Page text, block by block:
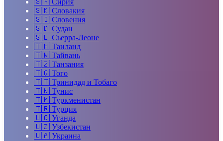
🇸🇰 Словакия
🇸🇮 Словения
🇸🇩 Судан
🇸🇱 Сьерра-Леоне
🇹🇭 Таиланд
🇹🇼 Тайвань
🇹🇿 Танзания
🇹🇬 Того
🇹🇹 Тринидад и Тобаго
🇹🇳 Тунис
🇹🇲 Туркменистан
🇹🇷 Турция
🇺🇬 Уганда
🇺🇿 Узбекистан
🇺🇦 Украина